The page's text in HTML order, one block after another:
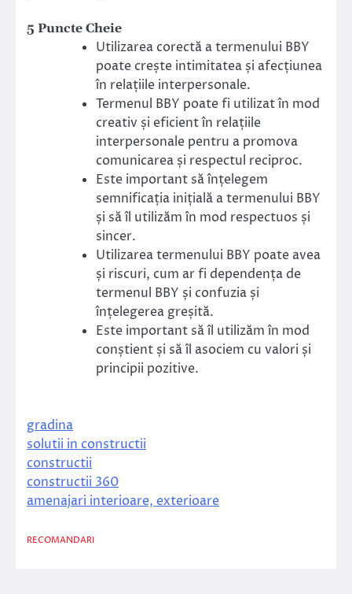
5 Puncte Cheie
Utilizarea corectă a termenului BBY
poate crește intimitatea și afecțiunea
în relațiile interpersonale.
Termenul BBY poate fi utilizat în mod
creativ și eficient în relațiile
interpersonale pentru a promova
comunicarea și respectul reciproc.
Este important să înțelegem
semnificația inițială a termenului BBY
și să îl utilizăm în mod respectuos și
sincer.
Utilizarea termenului BBY poate avea
și riscuri, cum ar fi dependența de
termenul BBY și confuzia și
înțelegerea greșită.
Este important să îl utilizăm în mod
conștient și să îl asociem cu valori și
principii pozitive.
gradina
solutii in constructii
constructii
constructii 360
amenajari interioare, exterioare
RECOMANDARI